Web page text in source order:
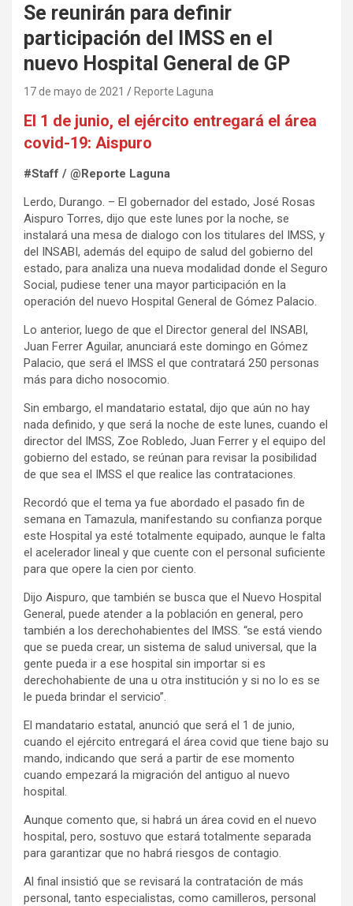
Se reunirán para definir
participación del IMSS en el
nuevo Hospital General de GP
17 de mayo de 2021 Reporte Laguna
El 1 de junio, el ejército entregará el área
covid-19: Aispuro
#Staff / @Reporte Laguna
Lerdo, Durango. – El gobernador del estado, José Rosas
Aispuro Torres, dijo que este lunes por la noche, se
instalará una mesa de dialogo con los titulares del IMSS, y
del INSABI, además del equipo de salud del gobierno del
estado, para analiza una nueva modalidad donde el Seguro
Social, pudiese tener una mayor participación en la
operación del nuevo Hospital General de Gómez Palacio.
Lo anterior, luego de que el Director general del INSABI,
Juan Ferrer Aguilar, anunciará este domingo en Gómez
Palacio, que será el IMSS el que contratará 250 personas
más para dicho nosocomio.
Sin embargo, el mandatario estatal, dijo que aún no hay
nada definido, y que será la noche de este lunes, cuando el
director del IMSS, Zoe Robledo, Juan Ferrer y el equipo del
gobierno del estado, se reúnan para revisar la posibilidad
de que sea el IMSS el que realice las contrataciones.
Recordó que el tema ya fue abordado el pasado fin de
semana en Tamazula, manifestando su confianza porque
este Hospital ya esté totalmente equipado, aunque le falta
el acelerador lineal y que cuente con el personal suficiente
para que opere la cien por ciento.
Dijo Aispuro, que también se busca que el Nuevo Hospital
General, puede atender a la población en general, pero
también a los derechohabientes del IMSS. “se está viendo
que se pueda crear, un sistema de salud universal, que la
gente pueda ir a ese hospital sin importar si es
derechohabiente de una u otra institución y si no lo es se
le pueda brindar el servicio”.
El mandatario estatal, anunció que será el 1 de junio,
cuando el ejército entregará el área covid que tiene bajo su
mando, indicando que será a partir de ese momento
cuando empezará la migración del antiguo al nuevo
hospital.
Aunque comento que, si habrá un área covid en el nuevo
hospital, pero, sostuvo que estará totalmente separada
para garantizar que no habrá riesgos de contagio.
Al final insistió que se revisará la contratación de más
personal, tanto especialistas, como camilleros, personal